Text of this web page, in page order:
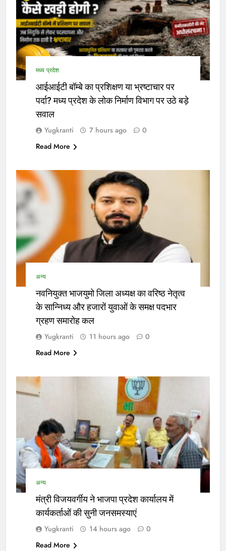
मध्य प्रदेश
आईआईटी बॉम्बे का प्रशिक्षण या भ्रष्टाचार पर
पर्दा? मध्य प्रदेश के लोक निर्माण विभाग पर उठे बड़े
सवाल
Yugkranti 7 hours ago
0
Read More
अन्य
नवनियुक्त भाजयुमो जिला अध्यक्ष का वरिष्ठ नेतृत्व
के सान्निध्य और हजारों युवाओं के समक्ष पदभार
ग्रहण समारोह कल
Yugkranti 11 hours ago
0
Read More
अन्य
मंत्री विजयवर्गीय ने भाजपा प्रदेश कार्यालय में
कार्यकर्ताओं की सुनी जनसमस्याएं
Yugkranti 14 hours ago
0
Read More